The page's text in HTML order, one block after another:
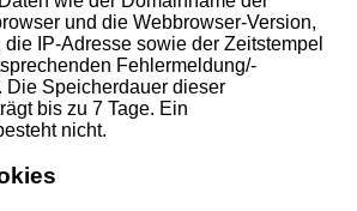
und die Webbrowser-Version,
IP-Adresse sowie der Zeitstempel
Fehlermeldung/-
Die Speicherdauer dieser
bis zu 7 Tage. Ein
nicht.